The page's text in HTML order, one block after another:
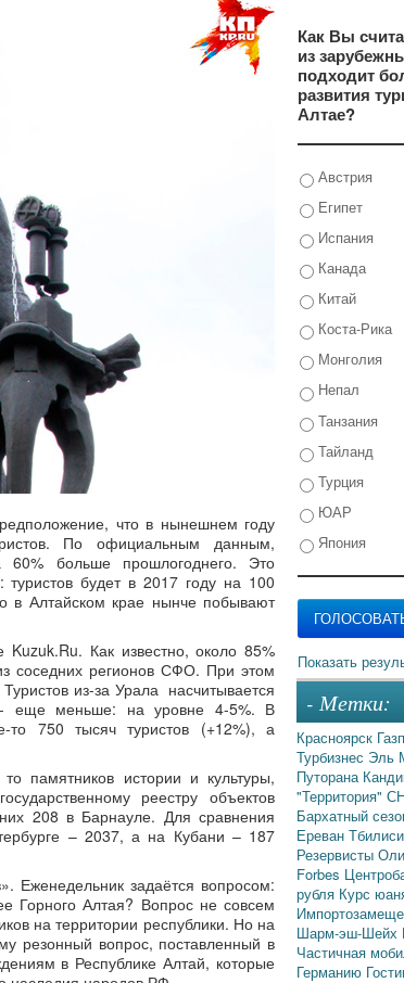
что в нынешнем году
По официальным данным,
больше прошлогоднего. Это
туристов будет в 2017 году на 100
в Алтайском крае нынче побывают
Как известно, около 85%
соседних регионов СФО. При этом
из-за Урала насчитывается
- еще меньше: на уровне 4-5%. В
то 750 тысяч туристов (+12%), а
памятников истории и культуры,
реестру объектов
208 в Барнауле. Для сравнения
– 2037, а на Кубани – 187
Еженедельник задаётся вопросом:
Горного Алтая? Вопрос не совсем
на территории республики. Но на
резонный вопрос, поставленный в
в Республике Алтай, которые
Как Вы
из
подходит
развития
Алтае?
Австрия
Египет
Испания
Канада
Китай
Коста-Рика
Монголия
Непал
Танзания
Тайланд
Турция
ЮАР
Япония
- Метки:
Красноярск
Турбизнес Эль
Путорана
"Территория"
Бархатный
Ереван Тбилиси
Резервисты
Forbes
рубля Курс
Шарм-эш-Шейх
Частичная
Германию